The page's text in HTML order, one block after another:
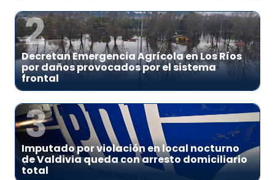
2
Decretan Emergencia Agrícola en Los Ríos
por daños provocados por el sistema
frontal
3
Imputado por violación en local nocturno
de Valdivia queda con arresto domiciliario
total